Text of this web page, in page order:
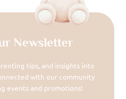
Newsletter
tips, and insights into
with our community
events and promotions!